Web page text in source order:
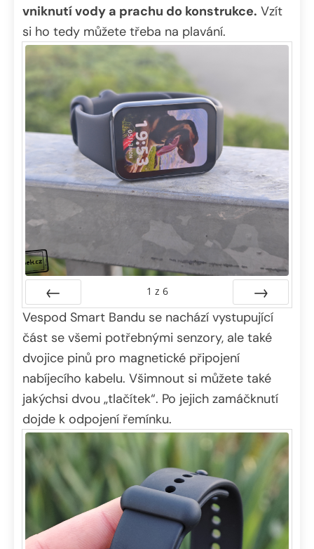
vniknutí vody a prachu do konstrukce. Vzít
si ho tedy můžete třeba na plavání.
Předchozí
1 z 6
Další
Vespod Smart Bandu se nachází vystupující
část se všemi potřebnými senzory, ale také
dvojice pinů pro magnetické připojení
nabíjecího kabelu. Všimnout si můžete také
jakýchsi dvou „tlačítek“. Po jejich zamáčknutí
dojde k odpojení řemínku.